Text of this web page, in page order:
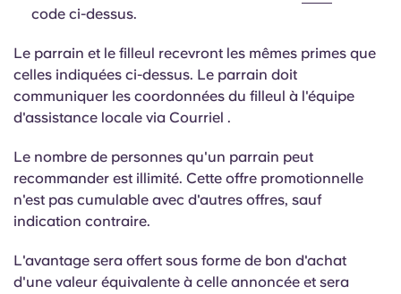
code ci-dessus.
Le parrain et le filleul recevront les mêmes primes que
celles indiquées ci-dessus. Le parrain doit
communiquer les coordonnées du filleul à l'équipe
d'assistance locale via Courriel .
Le nombre de personnes qu'un parrain peut
recommander est illimité. Cette offre promotionnelle
n'est pas cumulable avec d'autres offres, sauf
indication contraire.
L'avantage sera offert sous forme de bon d'achat
d'une valeur équivalente à celle annoncée et sera